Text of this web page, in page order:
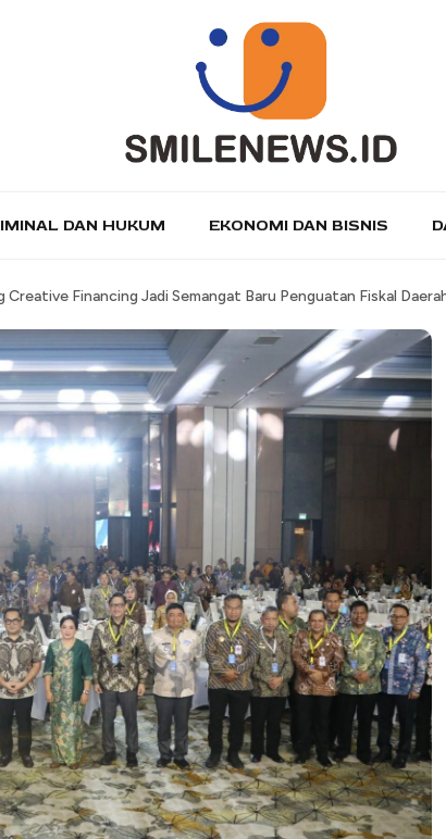
DAN HUKUM EKONOMI DAN BISNIS
Financing Jadi Semangat Baru Penguatan Fiskal